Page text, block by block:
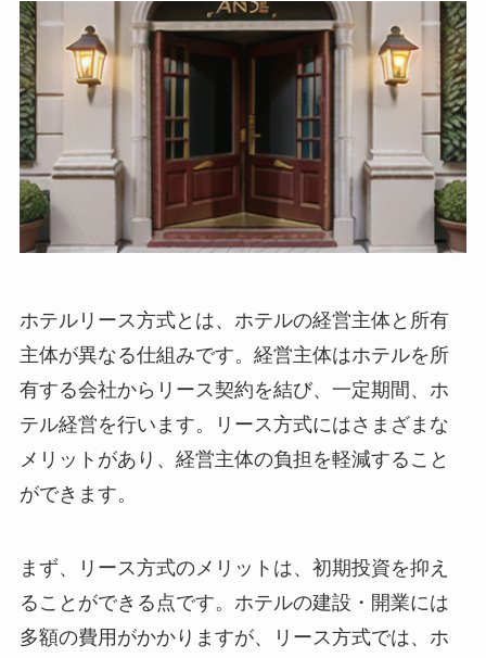
ホテルリース方式とは、ホテルの経営主体と所有
主体が異なる仕組みです。経営主体はホテルを所
有する会社からリース契約を結び、一定期間、ホ
テル経営を行います。リース方式にはさまざまな
メリットがあり、経営主体の負担を軽減すること
ができます。
まず、リース方式のメリットは、 初期投資を抑え
ることができる 点です。ホテルの建設・開業には
多額の費用がかかりますが、リース方式では、ホ